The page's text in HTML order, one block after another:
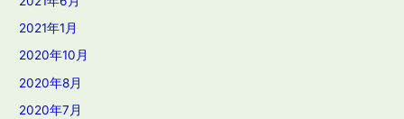
2021年1月
2020年10月
2020年8月
2020年7月